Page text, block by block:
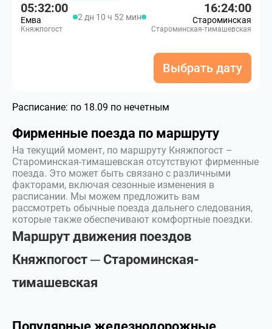
05:32:00
Емва
Княжпогост
2 дн 10 ч 52 мин
16:24:00
Староминская
Староминская-тимашевская
Выбрать дату
Расписание: по 18.09 по нечетным
Фирменные поезда по маршруту
На текущий момент, по маршруту Княжпогост –
Староминская-тимашевская отсутствуют фирменные
поезда. Это может быть связано с различными
факторами, включая сезонные изменения в
расписании. Мы можем предложить вам
рассмотреть обычные поезда дальнего следования,
которые также обеспечивают комфортные поездки.
Маршрут движения поездов
Княжпогост ─ Староминская-
тимашевская